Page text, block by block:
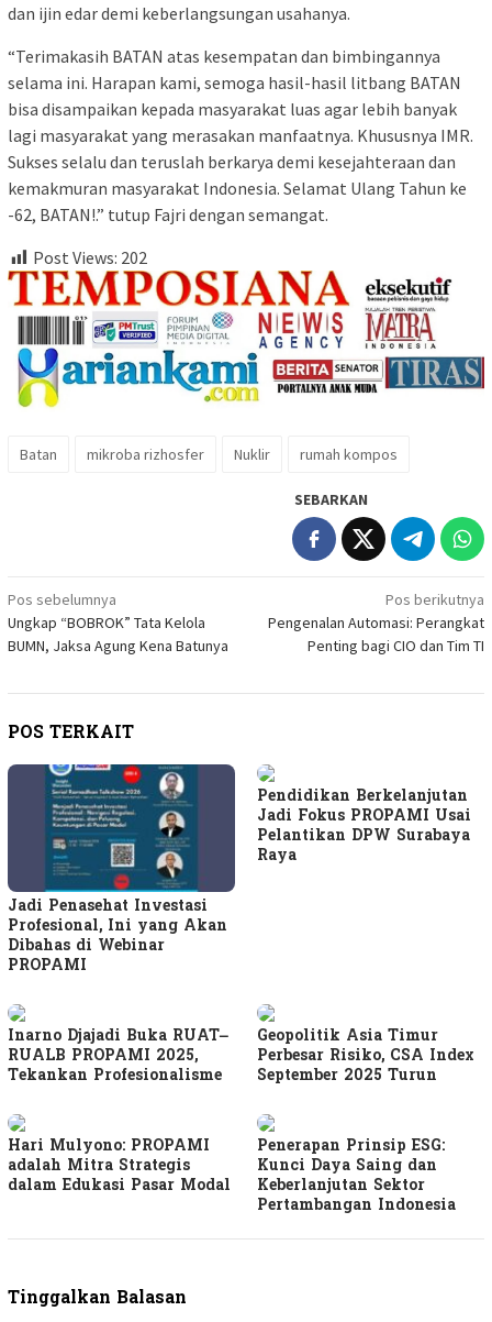
dan ijin edar demi keberlangsungan usahanya.
“Terimakasih BATAN atas kesempatan dan bimbingannya
selama ini. Harapan kami, semoga hasil-hasil litbang BATAN
bisa disampaikan kepada masyarakat luas agar lebih banyak
lagi masyarakat yang merasakan manfaatnya. Khususnya IMR.
Sukses selalu dan teruslah berkarya demi kesejahteraan dan
kemakmuran masyarakat Indonesia. Selamat Ulang Tahun ke
-62, BATAN!.” tutup Fajri dengan semangat.
Post Views: 202
Batan mikroba rizhosfer Nuklir rumah kompos
SEBARKAN
Navigasi
pos
Pos sebelumnya
Ungkap “BOBROK” Tata Kelola
BUMN, Jaksa Agung Kena Batunya
Pos berikutnya
Pengenalan Automasi: Perangkat
Penting bagi CIO dan Tim TI
POS TERKAIT
Jadi Penasehat Investasi
Profesional, Ini yang Akan
Dibahas di Webinar
PROPAMI
Pendidikan Berkelanjutan
Jadi Fokus PROPAMI Usai
Pelantikan DPW Surabaya
Raya
Inarno Djajadi Buka RUAT–
RUALB PROPAMI 2025,
Tekankan Profesionalisme
Geopolitik Asia Timur
Perbesar Risiko, CSA Index
September 2025 Turun
Hari Mulyono: PROPAMI
adalah Mitra Strategis
dalam Edukasi Pasar Modal
Penerapan Prinsip ESG:
Kunci Daya Saing dan
Keberlanjutan Sektor
Pertambangan Indonesia
Tinggalkan Balasan